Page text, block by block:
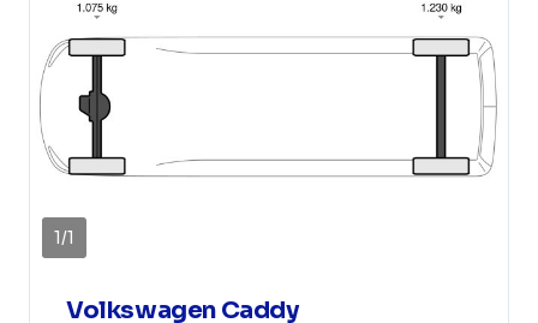
1/1
Volkswagen Caddy